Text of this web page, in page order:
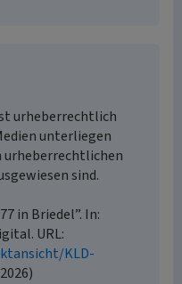
urheberrechtlich
unterliegen
sind.
in Briedel”. In:
URL:
KLD-